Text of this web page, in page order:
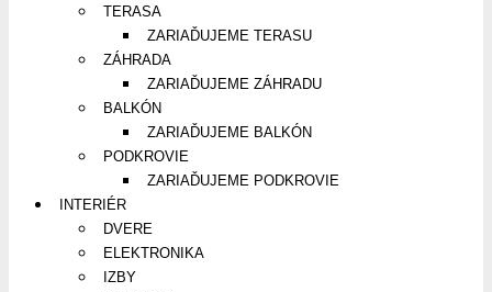
TERASA
ZARIAĎUJEME TERASU
ZÁHRADA
ZARIAĎUJEME ZÁHRADU
BALKÓN
ZARIAĎUJEME BALKÓN
PODKROVIE
ZARIAĎUJEME PODKROVIE
INTERIÉR
DVERE
ELEKTRONIKA
IZBY